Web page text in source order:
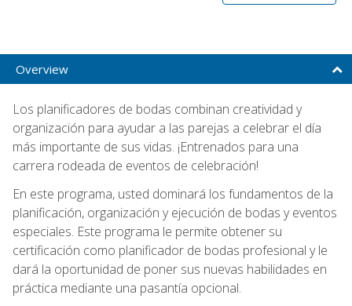
Overview
Los planificadores de bodas combinan creatividad y
organización para ayudar a las parejas a celebrar el día
más importante de sus vidas. ¡Entrenados para una
carrera rodeada de eventos de celebración!
En este programa, usted dominará los fundamentos de la
planificación, organización y ejecución de bodas y eventos
especiales. Este programa le permite obtener su
certificación como planificador de bodas profesional y le
dará la oportunidad de poner sus nuevas habilidades en
práctica mediante una pasantía opcional.